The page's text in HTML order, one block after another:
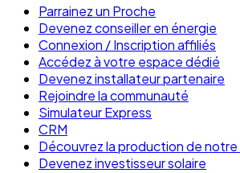
Parrainez un Proche
Devenez conseiller en énergie
Connexion / Inscription affiliés
Accédez à votre espace dédié
Devenez installateur partenaire
Rejoindre la communauté
Simulateur Express
CRM
Découvrez la production de notre
Devenez investisseur solaire